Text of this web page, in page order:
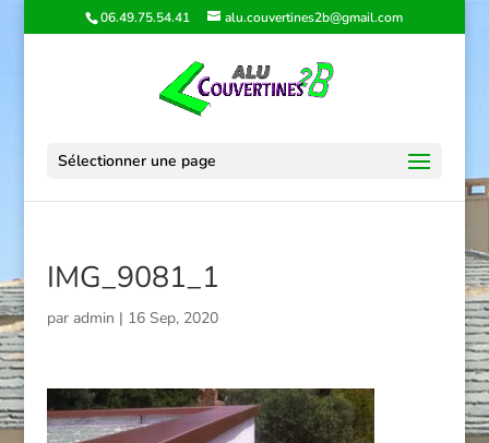
06.49.75.54.41 alu.couvertines2b@gmail.com
Sélectionner une page
IMG_9081_1
par admin | 16 Sep, 2020